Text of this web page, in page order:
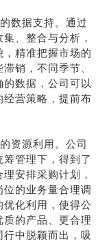
数据支持。通过
、整合与分析，
精准把握市场的
销，不同季节、
数据，公司可以
营策略，提前布
资源利用。公司
管理下，得到了
安排采购计划，
的业务量合理调
化利用，使得公
的产品、更合理
中脱颖而出，吸